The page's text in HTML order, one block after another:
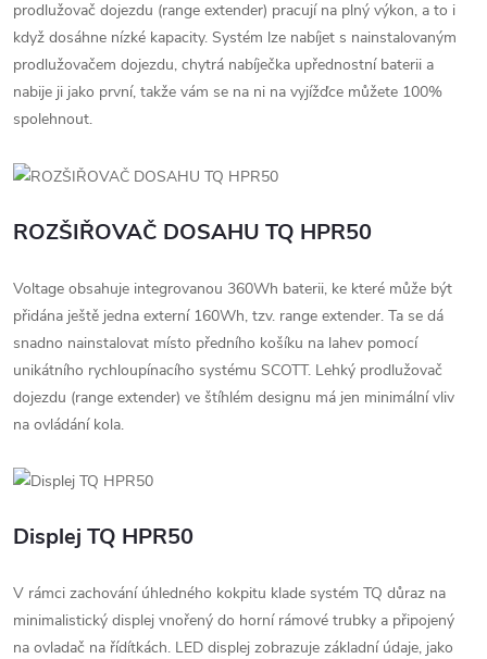
prodlužovač dojezdu (range extender) pracují na plný výkon, a to i
když dosáhne nízké kapacity. Systém lze nabíjet s nainstalovaným
prodlužovačem dojezdu, chytrá nabíječka upřednostní baterii a
nabije ji jako první, takže vám se na ni na vyjížďce můžete 100%
spolehnout.
ROZŠIŘOVAČ DOSAHU TQ HPR50
Voltage obsahuje integrovanou 360Wh baterii, ke které může být
přidána ještě jedna externí 160Wh, tzv. range extender. Ta se dá
snadno nainstalovat místo předního košíku na lahev pomocí
unikátního rychloupínacího systému SCOTT. Lehký prodlužovač
dojezdu (range extender) ve štíhlém designu má jen minimální vliv
na ovládání kola.
Displej TQ HPR50
V rámci zachování úhledného kokpitu klade systém TQ důraz na
minimalistický displej vnořený do horní rámové trubky a připojený
na ovladač na řídítkách. LED displej zobrazuje základní údaje, jako